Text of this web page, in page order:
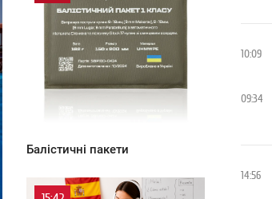
Балістичні пакети
10:09
09:34
14:56